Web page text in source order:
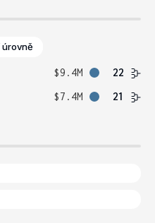
úrovně
$9.4M
22
$7.4M 21